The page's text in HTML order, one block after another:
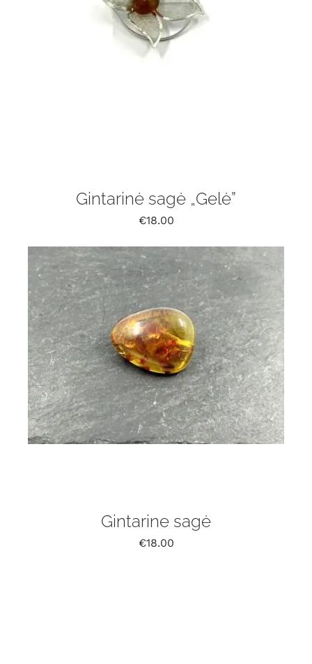
Gintarinė sagė „Gelė”
€18.00
Gintarine sagė
€18.00